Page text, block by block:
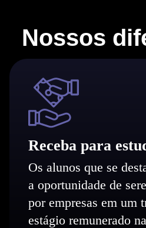
Nossos
Receba para
Os alunos que se
a oportunidade de
por empresas em um
estágio remunerado